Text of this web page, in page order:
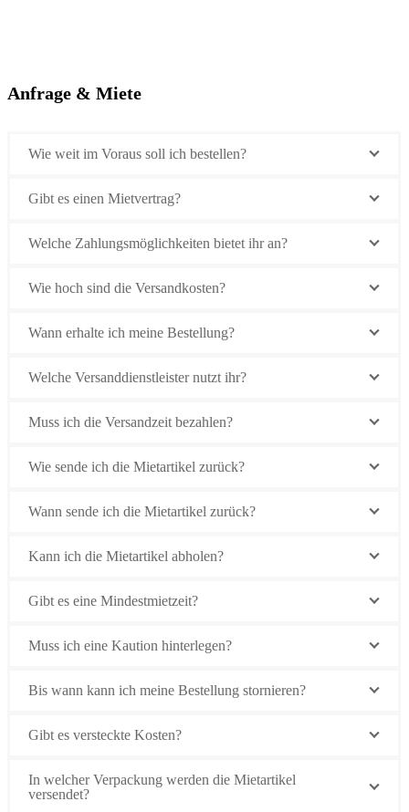
Anfrage & Miete
Wie weit im Voraus soll ich bestellen?
Gibt es einen Mietvertrag?
Welche Zahlungsmöglichkeiten bietet ihr an?
Wie hoch sind die Versandkosten?
Wann erhalte ich meine Bestellung?
Welche Versanddienstleister nutzt ihr?
Muss ich die Versandzeit bezahlen?
Wie sende ich die Mietartikel zurück?
Wann sende ich die Mietartikel zurück?
Kann ich die Mietartikel abholen?
Gibt es eine Mindestmietzeit?
Muss ich eine Kaution hinterlegen?
Bis wann kann ich meine Bestellung stornieren?
Gibt es versteckte Kosten?
In welcher Verpackung werden die Mietartikel
versendet?